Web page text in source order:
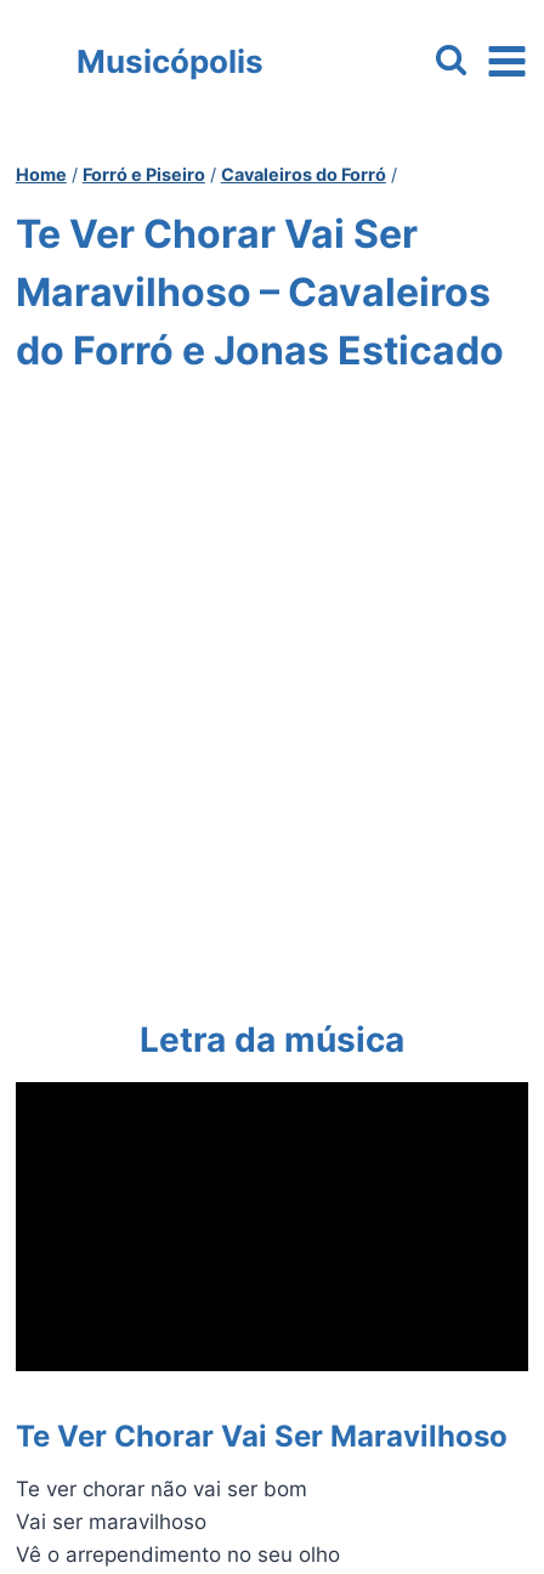
Musicópolis
Home / Forró e Piseiro / Cavaleiros do Forró /
Te Ver Chorar Vai Ser
Maravilhoso – Cavaleiros
do Forró e Jonas Esticado
Letra da música
Te Ver Chorar Vai Ser Maravilhoso
Te ver chorar não vai ser bom
Vai ser maravilhoso
Vê o arrependimento no seu olho